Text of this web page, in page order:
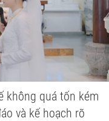
không quá tốn kém
và kế hoạch rõ